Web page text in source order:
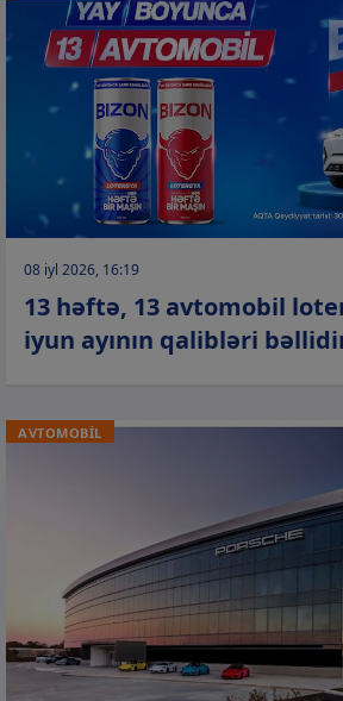
08 iyl 2026, 16:19
13 həftə, 13 avtomobil
iyun ayının qalibləri
AVTOMOBİL